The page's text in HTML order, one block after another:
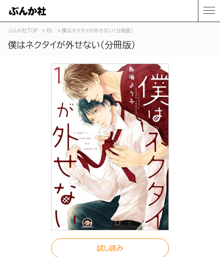
ぶんか社TOP BL 僕はネクタイが外せない（分冊版）
僕はネクタイが外せない（分冊版）
試し読み